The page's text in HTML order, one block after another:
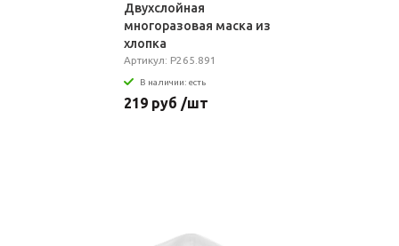
Двухслойная
многоразовая маска из
хлопка
Артикул: P265.891
В наличии: есть
219 руб /шт